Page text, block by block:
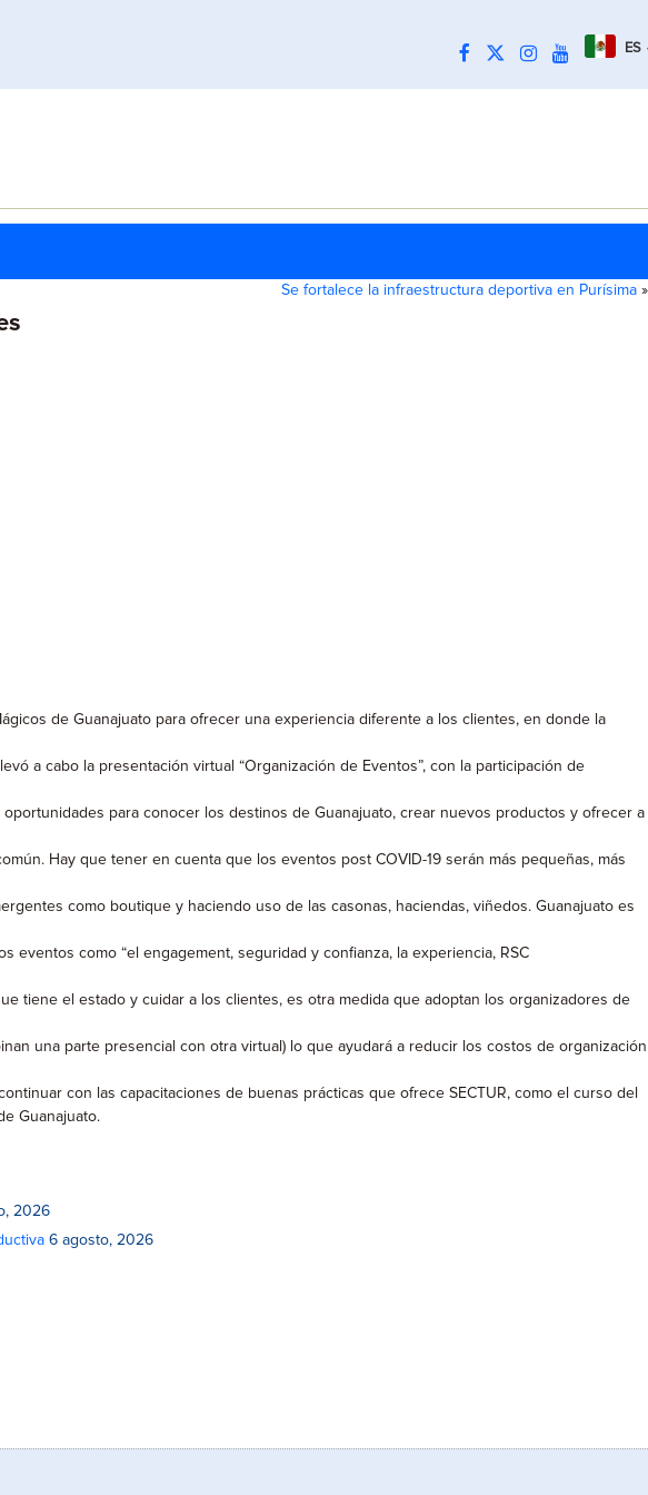
ES
Se fortalece la infraestructura deportiva en Purísima »
de Guanajuato para ofrecer una experiencia diferente a los clientes, en donde la
a cabo la presentación virtual “Organización de Eventos”, con la participación de
para conocer los destinos de Guanajuato, crear nuevos productos y ofrecer a
Hay que tener en cuenta que los eventos post COVID-19 serán más pequeñas, más
como boutique y haciendo uso de las casonas, haciendas, viñedos. Guanajuato es
como “el engagement, seguridad y confianza, la experiencia, RSC
tiene el estado y cuidar a los clientes, es otra medida que adoptan los organizadores de
una parte presencial con otra virtual) lo que ayudará a reducir los costos de organización
con las capacitaciones de buenas prácticas que ofrece SECTUR, como el curso del
Guanajuato.
2026
6 agosto, 2026